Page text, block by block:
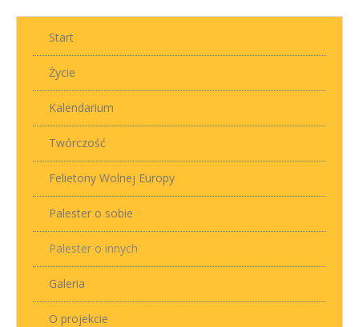
Start
Życie
Kalendarium
Twórczość
Felietony Wolnej Europy
Palester o sobie
Palester o innych
Galeria
O projekcie